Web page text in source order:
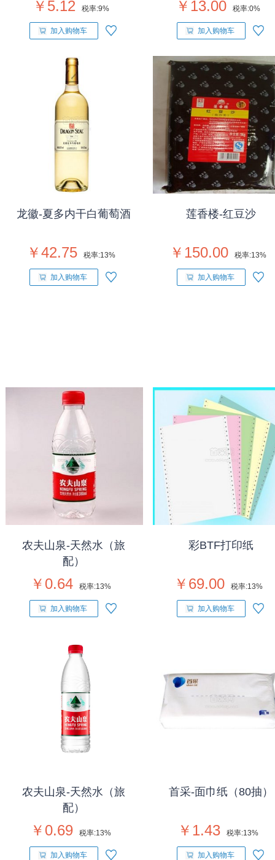
￥5.12 税率:9%
加入购物车
￥13.00 税率:0%
加入购物车
龙徽-夏多内干白葡萄酒
￥42.75 税率:13%
加入购物车
莲香楼-红豆沙
￥150.00 税率:13%
加入购物车
农夫山泉-天然水（旅
配）
￥0.64 税率:13%
加入购物车
彩BTF打印纸
￥69.00 税率:13%
加入购物车
农夫山泉-天然水（旅
配）
￥0.69 税率:13%
加入购物车
首采-面巾纸（80抽）
￥1.43 税率:13%
加入购物车